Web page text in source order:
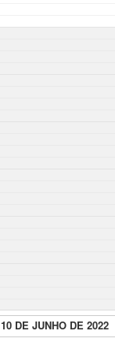
10 DE JUNHO DE 2022